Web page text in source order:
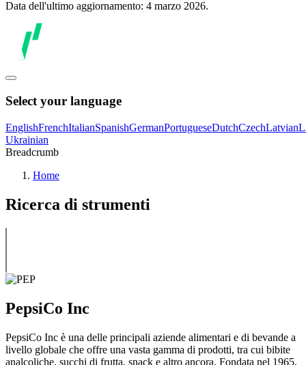
Data dell'ultimo aggiornamento: 4 marzo 2026.
Select your language
EnglishFrenchItalianSpanishGermanPortugueseDutchCzechLatvian
Ukrainian
Breadcrumb
Home
Ricerca di strumenti
PepsiCo Inc
PepsiCo Inc è una delle principali aziende alimentari e di bevande a
livello globale che offre una vasta gamma di prodotti, tra cui bibite
analcoliche, succhi di frutta, snack e altro ancora. Fondata nel 1965,